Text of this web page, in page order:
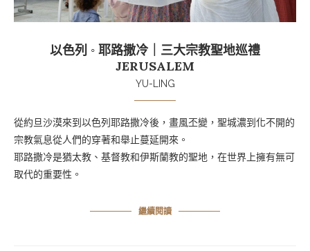
以色列 ◦ 耶路撒冷｜三大宗教聖地巡禮
JERUSALEM
YU-LING
從約旦沙漠來到以色列耶路撒冷後，畫風丕變，聖城濃到化不開的
宗教氣息從人們的穿著和舉止蔓延開來。
耶路撒冷是猶太教、基督教和伊斯蘭教的聖地，在世界上擁有無可
取代的重要性。
繼續閱讀